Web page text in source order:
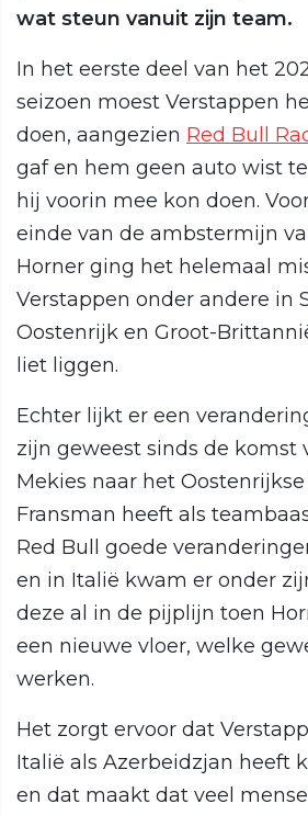
wat steun vanuit zijn team.
In het eerste deel van het
seizoen moest Verstappen
doen, aangezien Red Bull
gaf en hem geen auto wist
hij voorin mee kon doen.
einde van de ambstermijn
Horner ging het helemaal
Verstappen onder andere in
Oostenrijk en Groot-
liet liggen.
Echter lijkt er een
zijn geweest sinds de komst
Mekies naar het
Fransman heeft als
Red Bull goede
en in Italië kwam er onder
deze al in de pijplijn toen
een nieuwe vloer, welke
werken.
Het zorgt ervoor dat
Italië als Azerbeidzjan heeft
en dat maakt dat veel